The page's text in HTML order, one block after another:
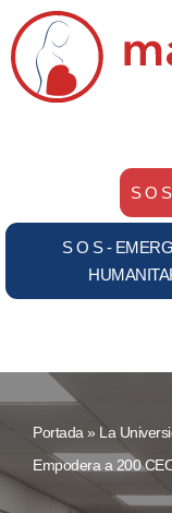
Saltar
al
S O
S O S -
Portada » La
Empodera a 200